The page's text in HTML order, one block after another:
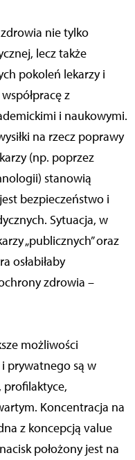
nie tylko
lecz także
pokoleń lekarzy i
z
i naukowymi.
na rzecz poprawy
(np. poprzez
stanowią
bezpieczeństwo i
Sytuacja, w
„publicznych” oraz
osłabiłaby
zdrowia –
możliwości
prywatnego są w
profilaktyce,
Koncentracja na
z koncepcją value
położony jest na